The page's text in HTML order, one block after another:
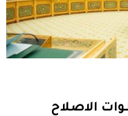
الاصلاح